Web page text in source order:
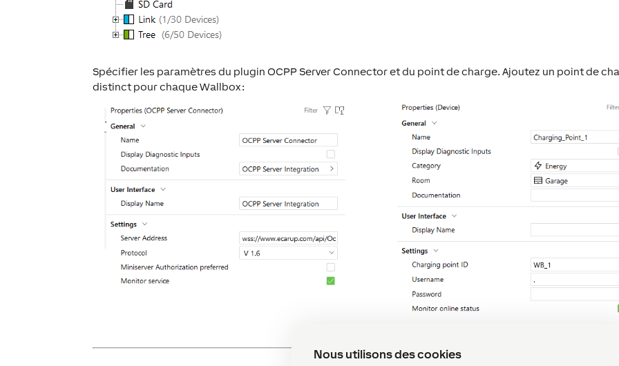
Nous utilisons des cookies
Spécifier les paramètres du plugin OCPP Server Connector et du point de charge. Ajoutez un point de
distinct pour chaque Wallbox :